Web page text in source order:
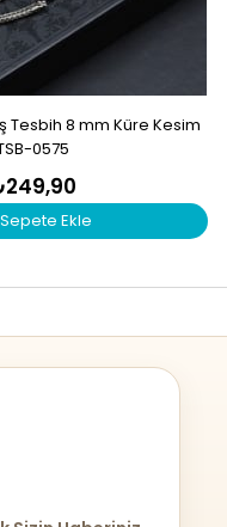
Tesbih 8 mm Küre Kesim
0575
Sepete Ekle